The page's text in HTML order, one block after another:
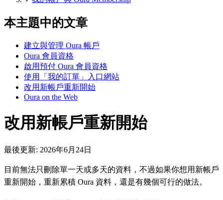
本主題中的文章
建立與管理 Oura 帳戶
Oura 會員資格
啟用預付 Oura 會員資格
使用「我的訂單」入口網站
改用新帳戶重新開始
Oura on the Web
改用新帳戶重新開始
最後更新: 2026年6月24日
目前無法只刪除單一天或多天的資料，不過如果你想用新帳戶
重新開始，重新累積 Oura 資料，還是有幾個可行的做法。